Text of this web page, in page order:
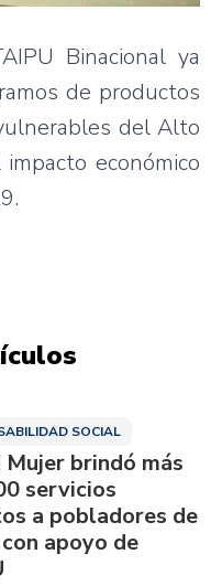
Binacional ya
de productos
del Alto
económico
SOCIAL
Mujer brindó más
servicios
a pobladores de
apoyo de